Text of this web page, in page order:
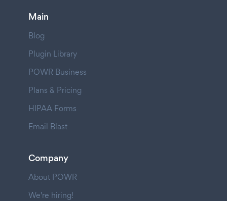
Main
Blog
Plugin Library
POWR Business
Plans & Pricing
HIPAA Forms
Email Blast
Company
About POWR
We're hiring!